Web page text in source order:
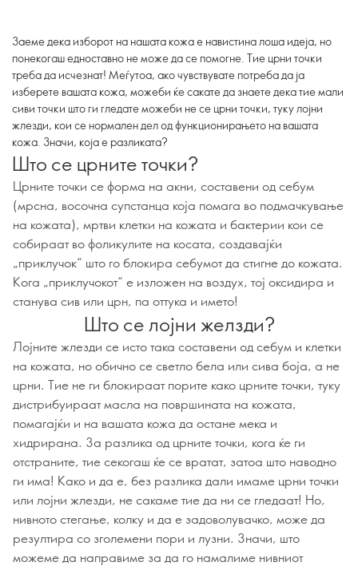
Заеме дека изборот на нашата кожа е навистина лоша идеја, но
понекогаш едноставно не може да се помогне. Тие црни точки
треба да исчезнат! Меѓутоа, ако чувствувате потреба да ја
изберете вашата кожа, можеби ќе сакате да знаете дека тие мали
сиви точки што ги гледате можеби не се црни точки, туку лојни
жлезди, кои се нормален дел од функционирањето на вашата
кожа. Значи, која е разликата?
Што се црните точки?
Црните точки се форма на акни, составени од себум
(мрсна, восочна супстанца која помага во подмачкување
на кожата), мртви клетки на кожата и бактерии кои се
собираат во фоликулите на косата, создавајќи
„приклучок“ што го блокира себумот да стигне до кожата.
Кога „приклучокот“ е изложен на воздух, тој оксидира и
станува сив или црн, па оттука и името!
Што се лојни желзди?
Лојните жлезди се исто така составени од себум и клетки
на кожата, но обично се светло бела или сива боја, а не
црни. Тие не ги блокираат порите како црните точки, туку
дистрибуираат масла на површината на кожата,
помагајќи и на вашата кожа да остане мека и
хидрирана. За разлика од црните точки, кога ќе ги
отстраните, тие секогаш ќе се вратат, затоа што наводно
ги има! Како и да е, без разлика дали имаме црни точки
или лојни жлезди, не сакаме тие да ни се гледаат! Но,
нивното стегање, колку и да е задоволувачко, може да
резултира со зголемени пори и лузни. Значи, што
можеме да направиме за да го намалиме нивниот